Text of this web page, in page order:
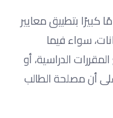
كبيرًا بتطبيق معايير
سواء فيما
الدراسية، أو
أن مصلحة الطالب